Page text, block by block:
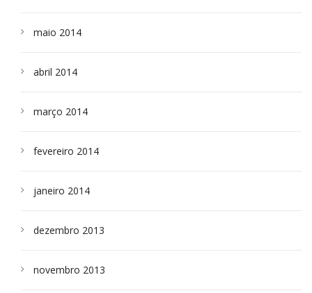
maio 2014
abril 2014
março 2014
fevereiro 2014
janeiro 2014
dezembro 2013
novembro 2013